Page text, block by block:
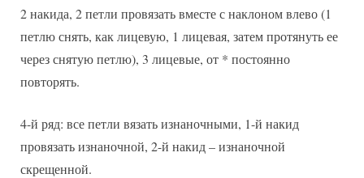
2 накида, 2 петли провязать вместе с наклоном влево (1
петлю снять, как лицевую, 1 лицевая, затем протянуть ее
через снятую петлю), 3 лицевые, от * постоянно
повторять.
4-й ряд: все петли вязать изнаночными, 1-й накид
провязать изнаночной, 2-й накид – изнаночной
скрещенной.